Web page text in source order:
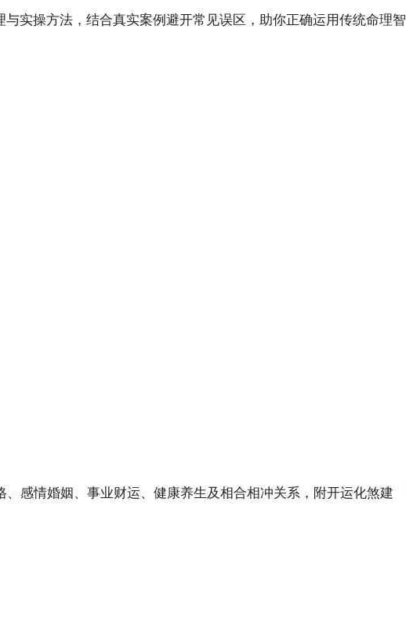
实操方法，结合真实案例避开常见误区，助你正确运用传统命理智
感情婚姻、事业财运、健康养生及相合相冲关系，附开运化煞建